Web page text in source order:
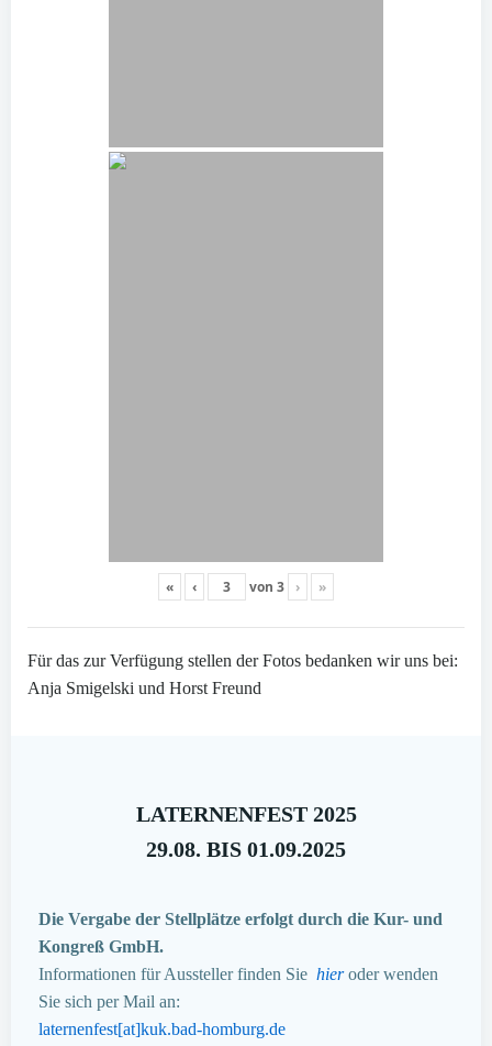
« ‹ von 3 › »
Für das zur Verfügung stellen der Fotos bedanken wir uns bei:
Anja Smigelski und Horst Freund
LATERNENFEST 2025
29.08. BIS 01.09.2025
Die Vergabe der Stellplätze erfolgt durch die Kur- und
Kongreß GmbH.
Informationen für Aussteller finden Sie hieroder wenden
Sie sich per Mail an:
laternenfest[at]kuk.bad-homburg.de